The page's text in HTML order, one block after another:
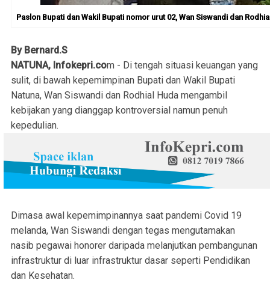
Paslon Bupati dan Wakil Bupati nomor urut 02, Wan Siswandi dan
By Bernard.S
NATUNA, Infokepri.com - Di tengah situasi keuangan yang
sulit, di bawah kepemimpinan Bupati dan Wakil Bupati
Natuna, Wan Siswandi dan Rodhial Huda mengambil
kebijakan yang dianggap kontroversial namun penuh
kepedulian.
Dimasa awal kepemimpinannya saat pandemi Covid 19
melanda, Wan Siswandi dengan tegas mengutamakan
nasib pegawai honorer daripada melanjutkan pembangunan
infrastruktur di luar infrastruktur dasar seperti Pendidikan
dan Kesehatan.